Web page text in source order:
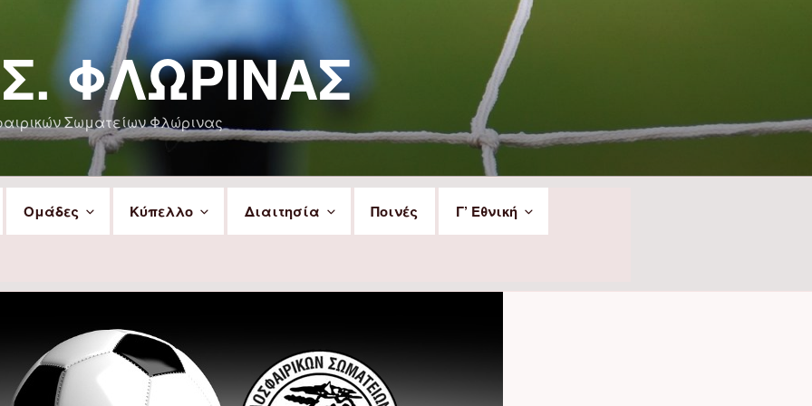
ΦΛΏΡΙΝΑΣ
Σωματείων Φλώρινας
Ομάδες Κύπελλο Διαιτησία Ποινές Γ’ Εθνική